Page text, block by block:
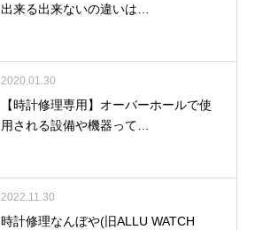
出来る出来ないの違いは…
2020.01.30
【時計修理専用】オーバーホールで使
用される設備や機器って…
2022.11.30
時計修理なんぼや(旧ALLU WATCH